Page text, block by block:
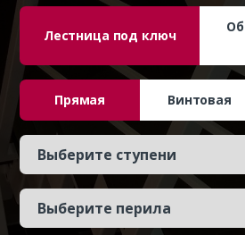
Лестница под ключ
Прямая Винтовая